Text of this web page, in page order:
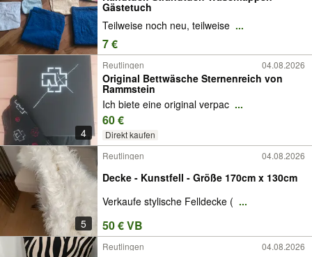
Gästetuch
Teilweise noch neu, teilweise ...
7 €
4
Reutlingen 04.08.2026
Original Bettwäsche Sternenreich von
Rammstein
Ich biete eine original verpac ...
60 €
Direkt kaufen
5
Reutlingen 04.08.2026
Decke - Kunstfell - Größe 170cm x 130cm
Verkaufe stylische Felldecke ( ...
50 € VB
Reutlingen 04.08.2026